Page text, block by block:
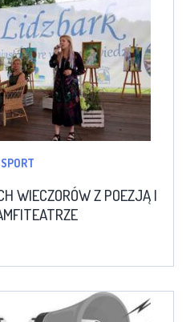
WIECZORÓW Z POEZJĄ I